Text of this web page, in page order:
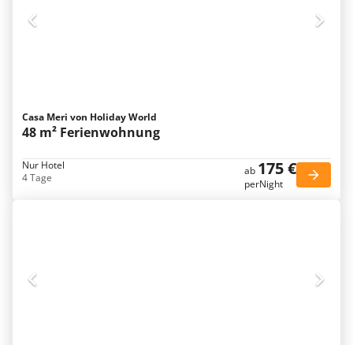
Casa Meri von Holiday World
48 m² Ferienwohnung
Nur Hotel
4 Tage
ab 175 €
perNight